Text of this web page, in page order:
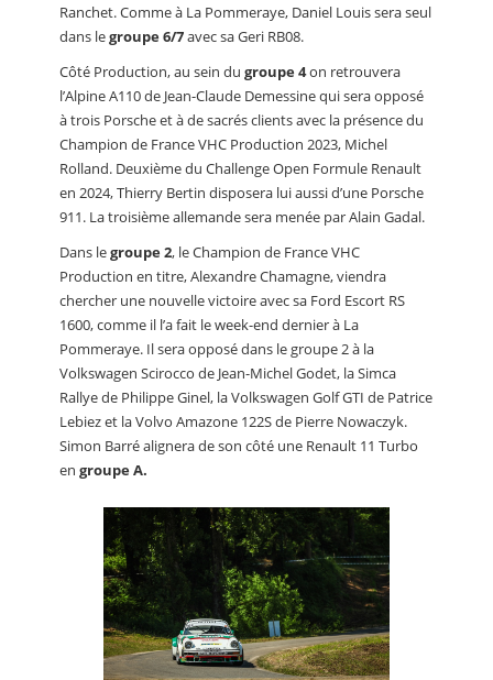
Ranchet. Comme à La Pommeraye, Daniel Louis sera seul
dans legroupe 6/7avec sa Geri RB08.
Côté Production, au sein du groupe 4on retrouvera
l’Alpine A110 de Jean-Claude Demessine qui sera opposé
à trois Porsche et à de sacrés clients avec la présence du
Champion de France VHC Production 2023, Michel
Rolland. Deuxième du Challenge Open Formule Renault
en 2024, Thierry Bertin disposera lui aussi d’une Porsche
911. La troisième allemande sera menée par Alain Gadal.
Dans legroupe 2, le Champion de France VHC
Production en titre, Alexandre Chamagne, viendra
chercher une nouvelle victoire avec sa Ford Escort RS
1600, comme il l’a fait le week-end dernier à La
Pommeraye. Il sera opposé dans le groupe 2 à la
Volkswagen Scirocco de Jean-Michel Godet, la Simca
Rallye de Philippe Ginel, la Volkswagen Golf GTI de Patrice
Lebiez et la Volvo Amazone 122S de Pierre Nowaczyk.
Simon Barré alignera de son côté une Renault 11 Turbo
en groupe A.